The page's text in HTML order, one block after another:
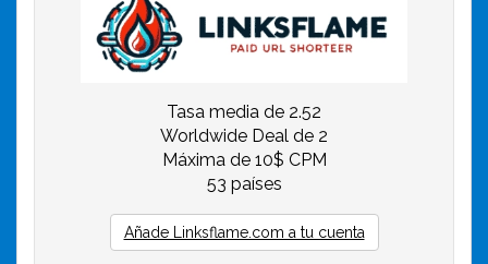
Tasa media de 2.52
Worldwide Deal de 2
Máxima de 10$ CPM
53 países
Añade Linksflame.com a tu cuenta